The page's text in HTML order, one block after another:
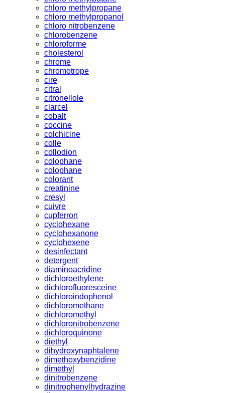
chloro methylpropane
chloro methylpropanol
chloro nitrobenzene
chlorobenzene
chloroforme
cholesterol
chrome
chromotrope
cire
citral
citronellole
clarcel
cobalt
coccine
colchicine
colle
collodion
colophane
colophane
colorant
creatinine
cresyl
cuivre
cupferron
cyclohexane
cyclohexanone
cyclohexene
desinfectant
detergent
diaminoacridine
dichloroethylene
dichlorofluoresceine
dichloroindophenol
dichloromethane
dichloromethyl
dichloronitrobenzene
dichloroquinone
diethyl
dihydroxynaphtalene
dimethoxybenzidine
dimethyl
dinitrobenzene
dinitrophenylhydrazine